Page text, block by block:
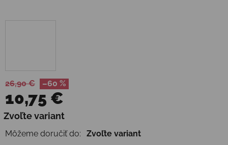
26,90 € –60 %
10,75 €
Jednotková cena:
Zvoľte variant
Môžeme doručiť do:
Zvoľte variant